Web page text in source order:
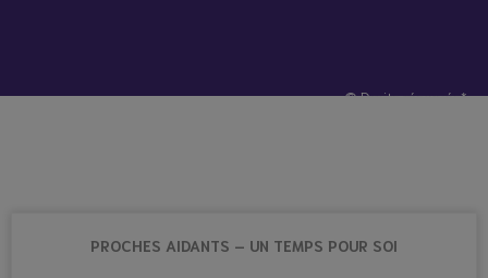
© Droits réservés*
PROCHES AIDANTS – UN TEMPS POUR SOI